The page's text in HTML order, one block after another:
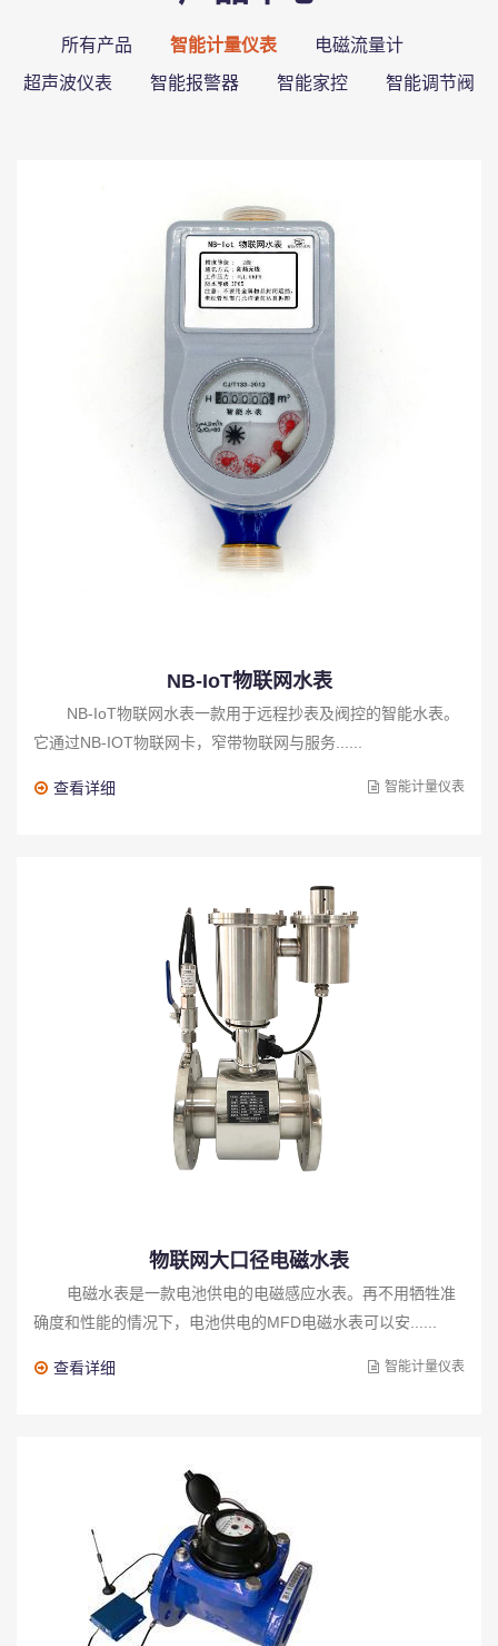
所有产品 智能计量仪表
电磁流量计
超声波仪表
智能报警器 智能家控 智能调节阀
NB-IoT物联网水表
NB-IoT物联网水表一款用于远程抄表及阀控的智能水表。
它通过NB-IOT物联网卡，窄带物联网与服务......
查看详细 智能计量仪表
物联网大口径电磁水表
电磁水表是一款电池供电的电磁感应水表。再不用牺牲准
确度和性能的情况下，电池供电的MFD电磁水表可以安......
查看详细 智能计量仪表